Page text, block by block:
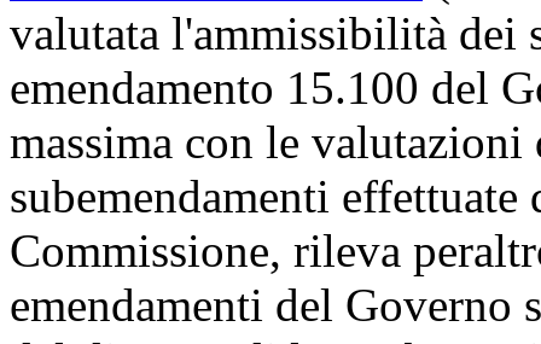
valutata l'ammissibilità dei
emendamento 15.100 del
massima con le
subemendamenti effettuate
Commissione, rileva
emendamenti del Governo